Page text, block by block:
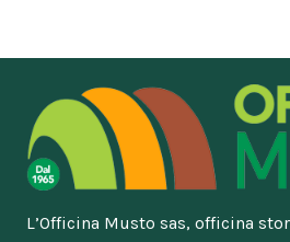
L’Officina Musto sas, officina